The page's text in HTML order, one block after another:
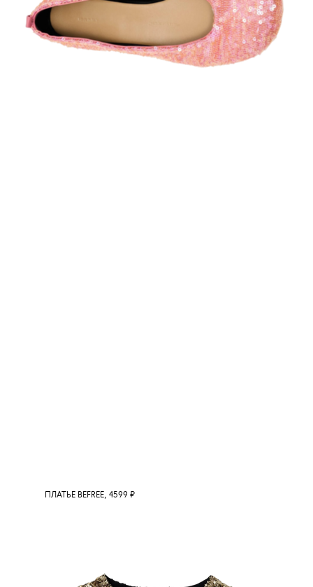
ПЛАТЬЕ BEFREE, 4599 ₽